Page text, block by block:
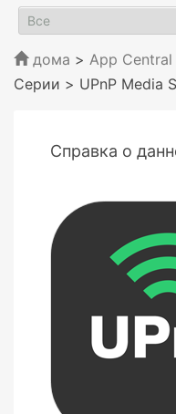
дома > App Central
Серии > UPnP Media
Справка о